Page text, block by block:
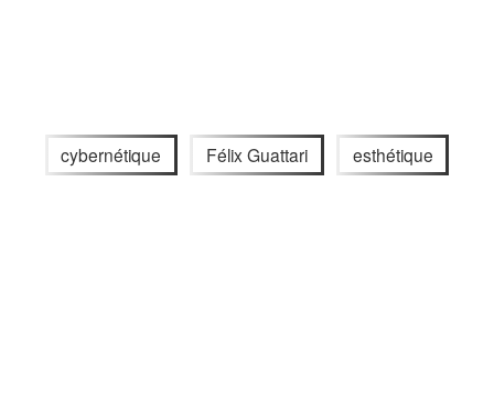
cybernétique Félix Guattari esthétique